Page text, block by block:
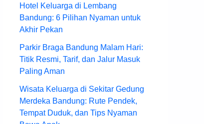
Hotel Keluarga di Lembang
Bandung: 6 Pilihan Nyaman untuk
Akhir Pekan
Parkir Braga Bandung Malam Hari:
Titik Resmi, Tarif, dan Jalur Masuk
Paling Aman
Wisata Keluarga di Sekitar Gedung
Merdeka Bandung: Rute Pendek,
Tempat Duduk, dan Tips Nyaman